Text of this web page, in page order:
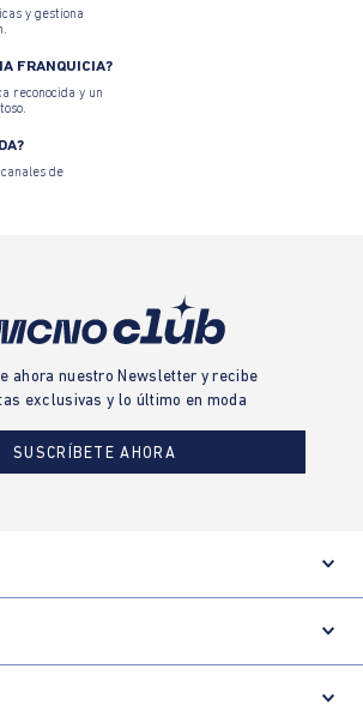
y gestiona
FRANQUICIA?
reconocida y un
de
ahora nuestro Newsletter y recibe
exclusivas y lo último en moda
SUSCRÍBETE AHORA